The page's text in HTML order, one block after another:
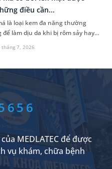
đến chất lượng cuộc sống.
7, 2026
điều cần...
là loại kem đa năng thường
để làm dịu da khi bị rôm sảy hay
thắc mắc chung của rất nhiều
rau má có bôi lên mặt được
MEDLATEC để được
vụ khám, chữa bệnh